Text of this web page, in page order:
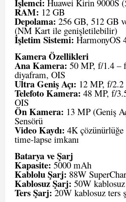
İşlemci: Huawei Kirin 9000S
RAM: 12 GB
Depolama: 256 GB, 512 GB
(NM Kart ile genişletilebilir)
İşletim Sistemi: HarmonyOS
Kamera Özellikleri
Ana Kamera: 50 MP, f/1.4 –
diyafram, OIS
Ultra Geniş Açı: 12 MP, f/2.2
Telefoto Kamera: 48 MP, f/
OIS
Ön Kamera: 13 MP (Geniş
Sensörü
Video Kaydı: 4K çözünürlüğe
time-lapse imkanı
Batarya ve Şarj
Kapasite: 5000 mAh
Kablolu Şarj: 88W
Kablosuz Şarj: 50W kablosuz
Ters Şarj: 20W kablosuz ters